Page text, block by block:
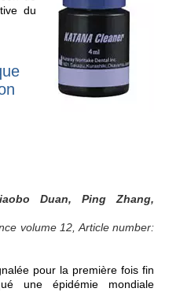
du
Duan, Ping Zhang,
volume 12, Article number:
pour la première fois fin
une épidémie mondiale